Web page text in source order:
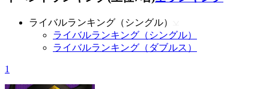
ライバルランキング（シングル）
ライバルランキング（シングル）
ライバルランキング（ダブルス）
1